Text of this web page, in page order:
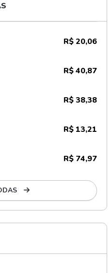
R$ 20,06
R$ 40,87
R$ 38,38
R$ 13,21
R$ 74,97